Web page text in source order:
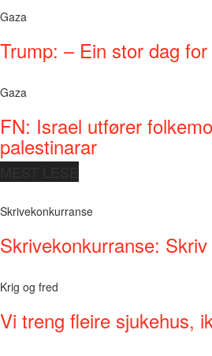
Gaza
Trump: – Ein stor dag
Gaza
FN: Israel utfører
palestinarar
Skrivekonkurranse
Skrivekonkurranse:
Krig og fred
Vi treng fleire sjukehus,